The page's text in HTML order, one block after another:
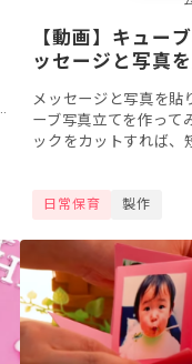
【動画】キュー
ッセージと写真
メッセージと写真を貼
ーブ写真立てを作って
ックをカットすれば、
りますね。...
日常保育 製作